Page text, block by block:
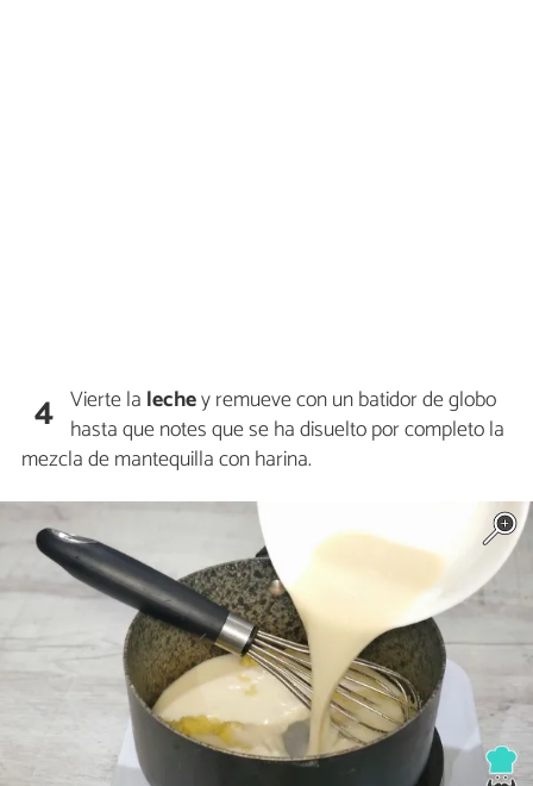
4 Vierte la lechey remueve con un batidor de globo
hasta que notes que se ha disuelto por completo la
mezcla de mantequilla con harina.